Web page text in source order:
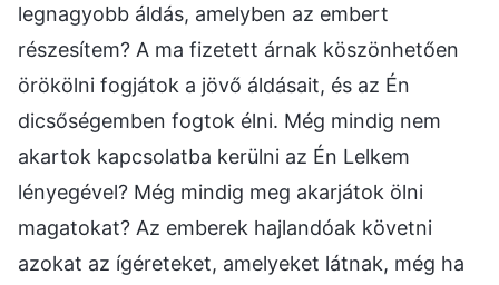
legnagyobb áldás, amelyben az embert
részesítem? A ma fizetett árnak köszönhetően
örökölni fogjátok a jövő áldásait, és az Én
dicsőségemben fogtok élni. Még mindig nem
akartok kapcsolatba kerülni az Én Lelkem
lényegével? Még mindig meg akarjátok ölni
magatokat? Az emberek hajlandóak követni
azokat az ígéreteket, amelyeket látnak, még ha